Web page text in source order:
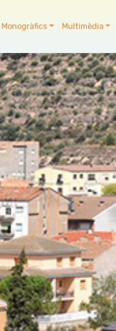
Monogràfics Multimèdia